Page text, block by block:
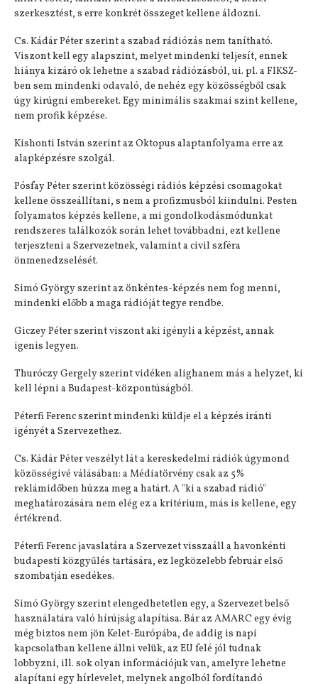
szerkesztést, s erre konkrét összeget kellene áldozni.
Cs. Kádár Péter szerint a szabad rádiózás nem tanítható.
Viszont kell egy alapszint, melyet mindenki teljesít, ennek
hiánya kizáró ok lehetne a szabad rádiózásból, ui. pl. a FIKSZ-
ben sem mindenki odavaló, de nehéz egy közösségből csak
úgy kirúgni embereket. Egy minimális szakmai szint kellene,
nem profik képzése.
Kishonti István szerint az Oktopus alaptanfolyama erre az
alapképzésre szolgál.
Pósfay Péter szerint közösségi rádiós képzési csomagokat
kellene összeállítani, s nem a profizmusból kiindulni. Pesten
folyamatos képzés kellene, a mi gondolkodásmódunkat
rendszeres találkozók során lehet továbbadni, ezt kellene
terjeszteni a Szervezetnek, valamint a civil szféra
önmenedzselését.
Simó György szerint az önkéntes-képzés nem fog menni,
mindenki előbb a maga rádióját tegye rendbe.
Giczey Péter szerint viszont aki igényli a képzést, annak
igenis legyen.
Thuróczy Gergely szerint vidéken alighanem más a helyzet, ki
kell lépni a Budapest-központúságból.
Péterfi Ferenc szerint mindenki küldje el a képzés iránti
igényét a Szervezethez.
Cs. Kádár Péter veszélyt lát a kereskedelmi rádiók úgymond
közösségivé válásában: a Médiatörvény csak az 5%
reklámidőben húzza meg a határt. A "ki a szabad rádió"
meghatározására nem elég ez a kritérium, más is kellene, egy
értékrend.
Péterfi Ferenc javaslatára a Szervezet visszaáll a havonkénti
budapesti közgyűlés tartására, ez legközelebb február első
szombatján esedékes.
Simó György szerint elengedhetetlen egy, a Szervezet belső
használatára való hírújság alapítása. Bár az AMARC egy évig
még biztos nem jön Kelet-Európába, de addig is napi
kapcsolatban kellene állni velük, az EU felé jól tudnak
lobbyzni, ill. sok olyan információjuk van, amelyre lehetne
alapítani egy hírlevelet, melynek angolból fordítandó